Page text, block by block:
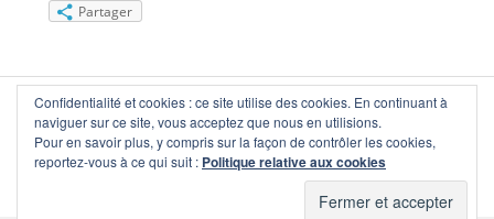
Partager
citrap-vaud, 1000 Lausanne — secretariat(at)citrap-vaud.ch
Copyright © communauté d'intérêts pour les transports publics,
section vaud, 1993–2026. Tous droits réservés.
Confidentialité et cookies : ce site utilise des cookies. En continuant à
naviguer sur ce site, vous acceptez que nous en utilisions.
Pour en savoir plus, y compris sur la façon de contrôler les cookies,
reportez-vous à ce qui suit : Politique relative aux cookies